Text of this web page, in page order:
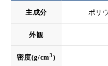
主成分 ポリ
外観
密度(g/cm3)